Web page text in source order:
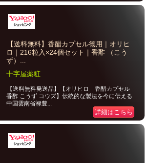
【送料無料】香醋カプセル徳用｜オリヒ
ロ｜216粒入×24個セット｜香酢 （こう
ず）...
十字屋薬粧
【送料無料発送品】【オリヒロ 香醋カプセル
香酢 こうず コウズ】伝統的な製法を今に伝える
中国雲南省禄豊...
詳細はこちら